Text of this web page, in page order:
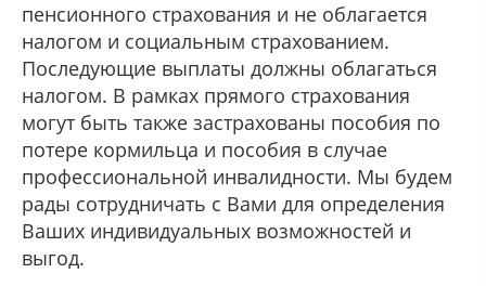
пенсионного страхования и не облагается
налогом и социальным страхованием.
Последующие выплаты должны облагаться
налогом. В рамках прямого страхования
могут быть также застрахованы пособия по
потере кормильца и пособия в случае
профессиональной инвалидности. Мы будем
рады сотрудничать с Вами для определения
Ваших индивидуальных возможностей и
выгод.